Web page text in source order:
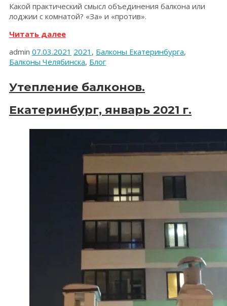
Какой практический смысл объединения балкона или
лоджии с комнатой? «За» и «против».
Читать далее«Объединение
Февраль
2021.»
admin 07.03.2021 2021 , Балконы Екатеринбурга,
Балконы Челябинска, Блог
Утепление балконов.
Екатеринбург, январь 2021 г.